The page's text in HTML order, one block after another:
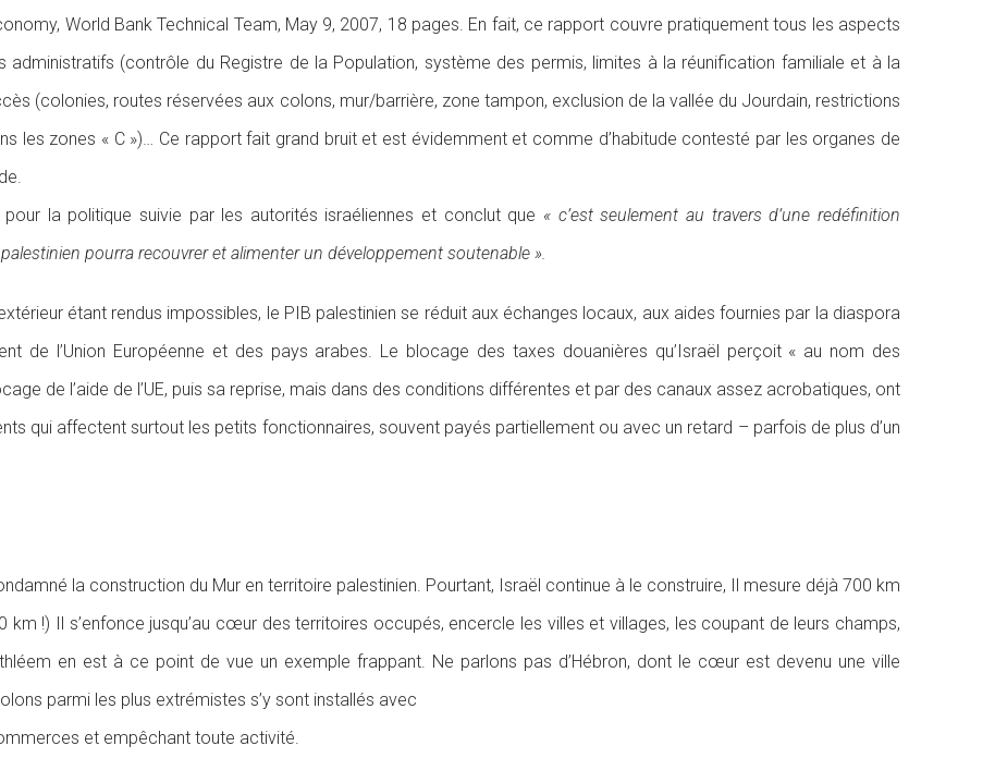
World Bank Technical Team, May 9, 2007, 18 pages. En fait, ce rapport couvre pratiquement tous les aspects
(contrôle du Registre de la Population, système des permis, limites à la réunification familiale et à la
(colonies, routes réservées aux colons, mur/barrière, zone tampon, exclusion de la vallée du Jourdain, restrictions
les zones « C »)… Ce rapport fait grand bruit et est évidemment et comme d’habitude contesté par les organes de
la politique suivie par les autorités israéliennes et conclut que « c’est seulement au travers d’une redéfinition
pourra recouvrer et alimenter un développement soutenable ».
étant rendus impossibles, le PIB palestinien se réduit aux échanges locaux, aux aides fournies par la diaspora
de l’Union Européenne et des pays arabes. Le blocage des taxes douanières qu’Israël perçoit « au nom des
de l’aide de l’UE, puis sa reprise, mais dans des conditions différentes et par des canaux assez acrobatiques, ont
qui affectent surtout les petits fonctionnaires, souvent payés partiellement ou avec un retard – parfois de plus d’un
la construction du Mur en territoire palestinien. Pourtant, Israël continue à le construire, Il mesure déjà 700 km
!) Il s’enfonce jusqu’au cœur des territoires occupés, encercle les villes et villages, les coupant de leurs champs,
en est à ce point de vue un exemple frappant. Ne parlons pas d’Hébron, dont le cœur est devenu une ville
parmi les plus extrémistes s’y sont installés avec
et empêchant toute activité.